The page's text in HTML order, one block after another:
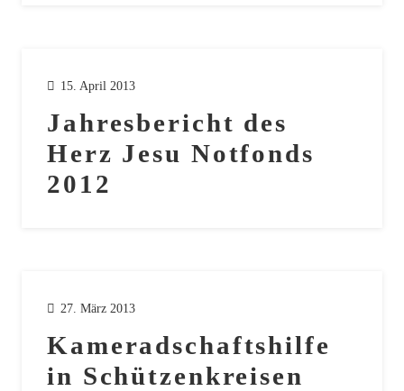
15. April 2013
Jahresbericht des
Herz Jesu Notfonds
2012
27. März 2013
Kameradschaftshilfe
in Schützenkreisen